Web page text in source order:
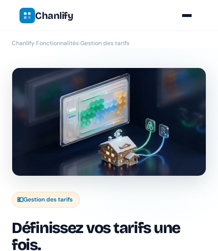
Chanlify
Chanlify›Fonctionnalités›Gestion des tarifs
💶Gestion des tarifs
Définissez vos tarifs une
fois.
En ligne · Online